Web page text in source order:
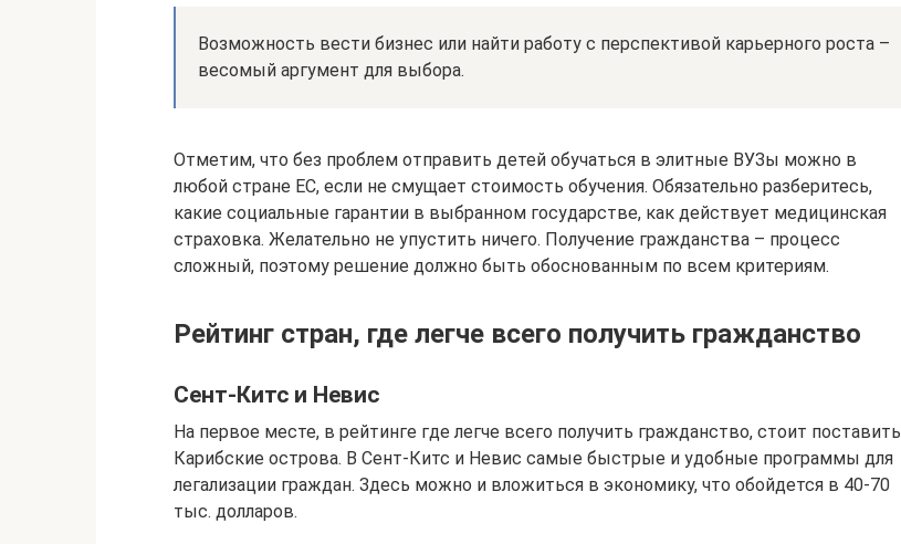
Возможность вести бизнес или найти работу с перспективой карьерного роста –
весомый аргумент для выбора.
Отметим, что без проблем отправить детей обучаться в элитные ВУЗы можно в
любой стране ЕС, если не смущает стоимость обучения. Обязательно разберитесь,
какие социальные гарантии в выбранном государстве, как действует медицинская
страховка. Желательно не упустить ничего. Получение гражданства – процесс
сложный, поэтому решение должно быть обоснованным по всем критериям.
Рейтинг стран, где легче всего получить гражданство
Сент-Китс и Невис
На первое месте, в рейтинге где легче всего получить гражданство, стоит поставить
Карибские острова. В Сент-Китс и Невис самые быстрые и удобные программы для
легализации граждан. Здесь можно и вложиться в экономику, что обойдется в 40-70
тыс. долларов.